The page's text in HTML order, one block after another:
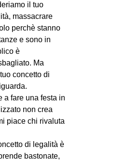
il tuo
massacrare
perchè stanno
e sono in
è
Ma
concetto di
a fare una festa in
non crea
piace chi rivaluta
di legalità è
bastonate,